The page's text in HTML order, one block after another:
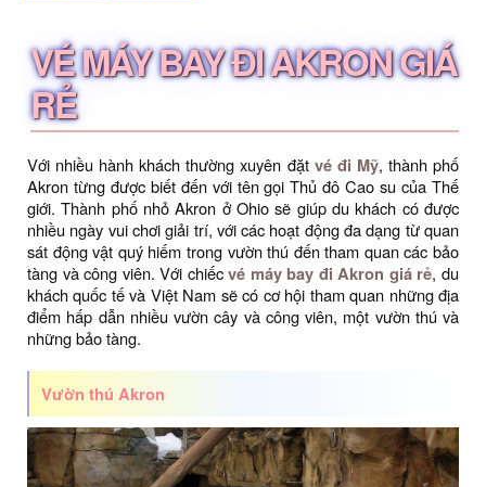
VÉ MÁY BAY ĐI AKRON GIÁ
RẺ
Với nhiều hành khách thường xuyên đặt vé đi Mỹ, thành phố
Akron từng được biết đến với tên gọi Thủ đô Cao su của Thế
giới. Thành phố nhỏ Akron ở Ohio sẽ giúp du khách có được
nhiều ngày vui chơi giải trí, với các hoạt động đa dạng từ quan
sát động vật quý hiếm trong vườn thú đến tham quan các bảo
tàng và công viên. Với chiếcvé máy bay đi Akron giá rẻ, du
khách quốc tế và Việt Nam sẽ có cơ hội tham quan những địa
điểm hấp dẫn nhiều vườn cây và công viên, một vườn thú và
những bảo tàng.
Vườn thú Akron